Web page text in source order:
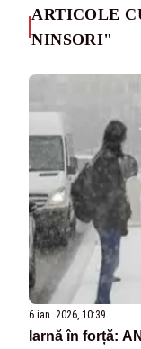
ARTICOLE
NINSORI"
6 ian. 2026, 10:39
Iarnă în forță: